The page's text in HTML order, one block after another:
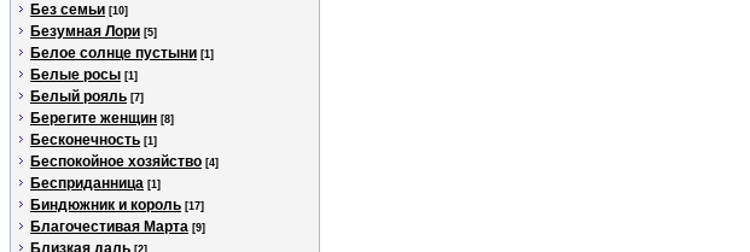
Без семьи [10]
Безумная Лори [5]
Белое солнце пустыни [1]
Белые росы [1]
Белый рояль [7]
Берегите женщин [8]
Бесконечность [1]
Беспокойное хозяйство [4]
Бесприданница [1]
Биндюжник и король [17]
Благочестивая Марта [9]
Близкая даль [2]